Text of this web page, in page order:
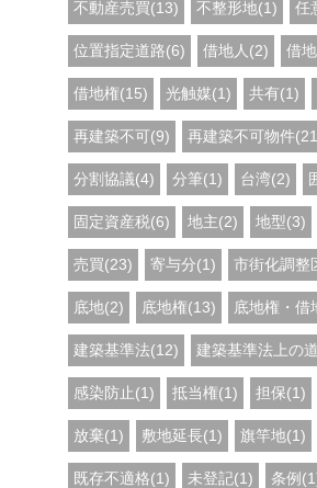
不動産売買(13) 不整形地(1) 任
位置指定道路(6) 借地人(2) 借
借地権(15) 光触媒(1) 共有(1)
再建築不可(9) 再建築不可物件
分割協議(4) 分筆(1) 台湾(2)
固定資産税(6) 地主(2) 地型(3)
売買(23) 寄与分(1) 市街化調整
底地(2) 底地権(13) 底地権・借
建築基準法(12) 建築基準法上の
感染防止(1) 抵当権(1) 担保(1)
放棄(1) 敷地延長(1) 旗竿地(1)
既存不適格(1) 未登記(1) 条例